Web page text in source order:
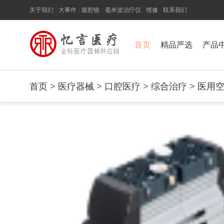
关于我们 大事件 腹腔镜 毫米波治疗仪 维修 联系我们
首页 精品严选 产品
首页 > 医疗器械 > 口腔医疗 > 综合治疗 > 医用